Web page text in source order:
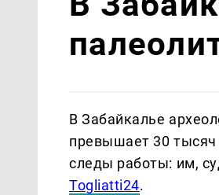
В Забайкалье
превышает 30 тысяч
следы работы: им,
Togliatti24.